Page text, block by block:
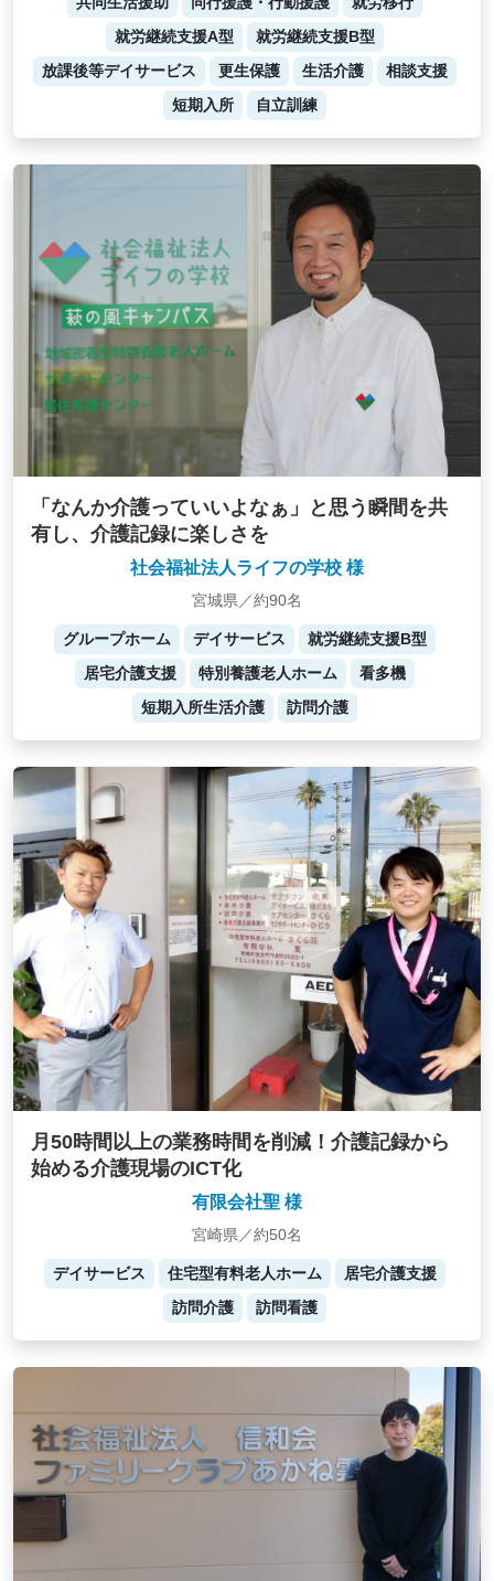
就労継続支援A型
就労継続支援B型
放課後等デイサービス
更生保護 生活介護
相談支援
短期入所
自立訓練
「なんか介護っていいよなぁ」と思う瞬間を共
有し、介護記録に楽しさを
社会福祉法人ライフの学校 様
宮城県／約90名
グループホーム デイサービス
就労継続支援B型
居宅介護支援
特別養護老人ホーム
看多機
短期入所生活介護
訪問介護
月50時間以上の業務時間を削減！介護記録から
始める介護現場のICT化
有限会社聖 様
宮崎県／約50名
デイサービス 住宅型有料老人ホーム
居宅介護支援
訪問介護
訪問看護